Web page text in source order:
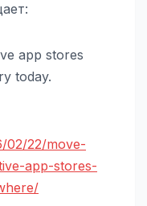
app stores
today.
02/22/move-
app-stores-